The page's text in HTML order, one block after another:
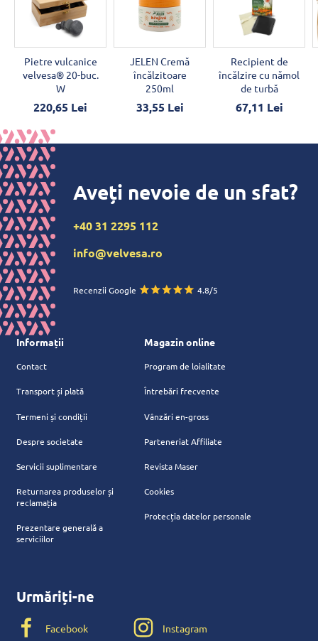
Pietre vulcanice
velvesa® 20-buc.
W
220,65 Lei
JELEN Cremă
încălzitoare
250ml
33,55 Lei
Recipient de
încălzire cu nămol
de turbă
67,11 Lei
Aveți nevoie de un sfat?
+40 31 2295 112
info@velvesa.ro
Recenzii Google 4.8/5
Informații
Contact
Transport și plată
Termeni și condiții
Despre societate
Servicii suplimentare
Returnarea produselor și
reclamația
Prezentare generală a
serviciilor
Magazin online
Program de loialitate
Întrebări frecvente
Vânzări en-gross
Parteneriat Affiliate
Revista Maser
Cookies
Protecția datelor personale
Urmăriți-ne
Facebook Instagram